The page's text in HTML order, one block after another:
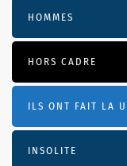
HOMMES
HORS CADRE
ILS ONT FAIT LA
INSOLITE